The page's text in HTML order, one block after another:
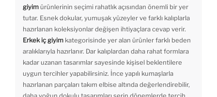
giyim ürünlerinin seçimi rahatlık açısından önemli bir yer
tutar. Esnek dokular, yumuşak yüzeyler ve farklı kalıplarla
hazırlanan koleksiyonlar değişen ihtiyaçlara cevap verir.
Erkek iç giyim kategorisinde yer alan ürünler farklı beden
aralıklarıyla hazırlanır. Dar kalıplardan daha rahat formlara
kadar uzanan tasarımlar sayesinde kişisel beklentilere
uygun tercihler yapabilirsiniz. İnce yapılı kumaşlarla
hazırlanan parçaları takım elbise altında değerlendirebilir,